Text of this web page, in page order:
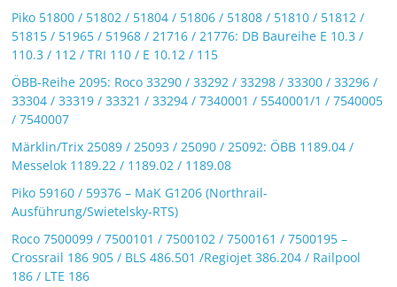
Piko 51800 / 51802 / 51804 / 51806 / 51808 / 51810 / 51812 /
51815 / 51965 / 51968 / 21716 / 21776: DB Baureihe E 10.3 /
110.3 / 112 / TRI 110 / E 10.12 / 115
ÖBB-Reihe 2095: Roco 33290 / 33292 / 33298 / 33300 / 33296 /
33304 / 33319 / 33321 / 33294 / 7340001 / 5540001/1 / 7540005
/ 7540007
Märklin/Trix 25089 / 25093 / 25090 / 25092: ÖBB 1189.04 /
Messelok 1189.22 / 1189.02 / 1189.08
Piko 59160 / 59376 – MaK G1206 (Northrail-
Ausführung/Swietelsky-RTS)
Roco 7500099 / 7500101 / 7500102 / 7500161 / 7500195 –
Crossrail 186 905 / BLS 486.501 /Regiojet 386.204 / Railpool
186 / LTE 186